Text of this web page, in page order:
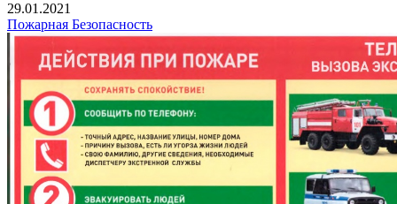
29.01.2021
Пожарная Безопасность